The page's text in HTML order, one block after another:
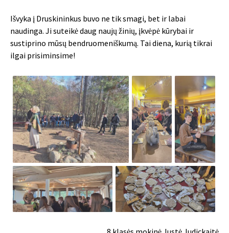
Išvyka į Druskininkus buvo ne tik smagi, bet ir labai
naudinga. Ji suteikė daug naujų žinių, įkvėpė kūrybai ir
sustiprino mūsų bendruomeniškumą. Tai diena, kurią tikrai
ilgai prisiminsime!